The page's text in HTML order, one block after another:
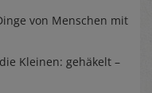
von Menschen mit
Kleinen: gehäkelt –